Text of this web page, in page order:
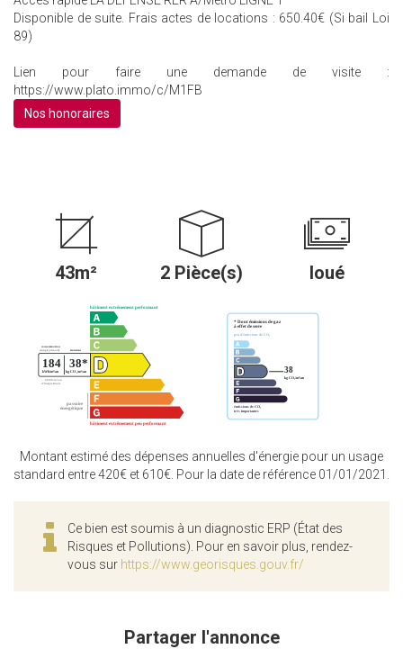
Disponible de suite. Frais actes de locations : 650.40€ (Si bail Loi
89)
Lien pour faire une demande de visite :
https://www.plato.immo/c/M1FB
Nos honoraires
43m² 2 Pièce(s) loué
Montant estimé des dépenses annuelles d'énergie pour un usage
standard entre 420€ et 610€. Pour la date de référence 01/01/2021.
Ce bien est soumis à un diagnostic ERP (État des
Risques et Pollutions). Pour en savoir plus, rendez-
vous sur https://www.georisques.gouv.fr/
Partager l'annonce